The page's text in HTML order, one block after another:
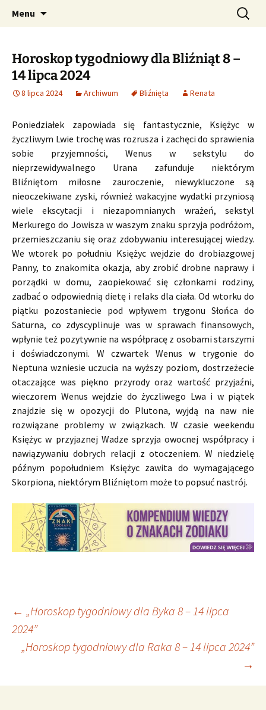
CzaroMarowy horoskop
dzienny, miesięczny i
tygodniowy
Profesjonalne przepowiednie astrologiczne
Menu Szukaj:
Horoskop tygodniowy dla Bliźniąt 8 –
14 lipca 2024
8 lipca 2024 Archiwum Bliźnięta Renata
Poniedziałek zapowiada się fantastycznie, Księżyc w
życzliwym Lwie trochę was rozrusza i zachęci do sprawienia
sobie przyjemności, Wenus w sekstylu do
nieprzewidywalnego Urana zafunduje niektórym
Bliźniętom miłosne zauroczenie, niewykluczone są
nieoczekiwane zyski, również wakacyjne wydatki przyniosą
wiele ekscytacji i niezapomnianych wrażeń, sekstyl
Merkurego do Jowisza w waszym znaku sprzyja podróżom,
przemieszczaniu się oraz zdobywaniu interesującej wiedzy.
We wtorek po południu Księżyc wejdzie do drobiazgowej
Panny, to znakomita okazja, aby zrobić drobne naprawy i
porządki w domu, zaopiekować się członkami rodziny,
zadbać o odpowiednią dietę i relaks dla ciała. Od wtorku do
piątku pozostaniecie pod wpływem trygonu Słońca do
Saturna, co zdyscyplinuje was w sprawach finansowych,
wpłynie też pozytywnie na współpracę z osobami starszymi
i doświadczonymi. W czwartek Wenus w trygonie do
Neptuna wzniesie uczucia na wyższy poziom, dostrzeżecie
otaczające was piękno przyrody oraz wartość przyjaźni,
wieczorem Wenus wejdzie do życzliwego Lwa i w piątek
znajdzie się w opozycji do Plutona, wyjdą na naw nie
rozwiązane problemy w związkach. W czasie weekendu
Księżyc w przyjaznej Wadze sprzyja owocnej współpracy i
nawiązywaniu dobrych relacji z otoczeniem. W niedzielę
późnym popołudniem Księżyc zawita do wymagającego
Skorpiona, niektórym Bliźniętom może to popsuć nastrój.
Nawigacja
wpisu
← „Horoskop tygodniowy dla Byka 8 – 14 lipca
2024”
„Horoskop tygodniowy dla Raka 8 – 14 lipca 2024”
→